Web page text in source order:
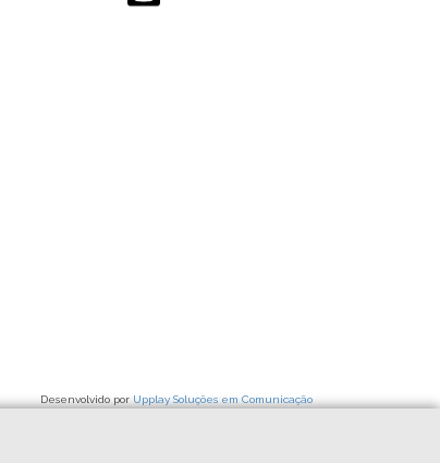
Desenvolvido por Upplay Soluções em Comunicação